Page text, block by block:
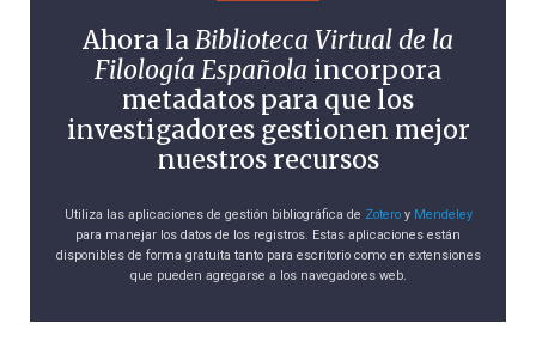
Ahora laBiblioteca Virtual de la
Filología Española incorpora
metadatos para que los
investigadores gestionen mejor
nuestros recursos
Utiliza las aplicaciones de gestión bibliográfica de Zoteroy Mendeley
para manejar los datos de los registros. Estas aplicaciones están
disponibles de forma gratuita tanto para escritorio como en extensiones
que pueden agregarse a los navegadores web.